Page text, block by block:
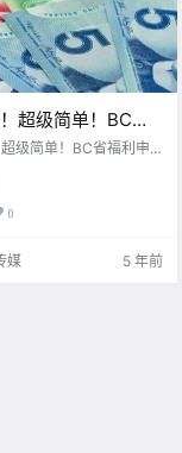
超级简单！BC省
通道已开启！手把
级简单！BC省福利申
！！
0
媒 5 年前